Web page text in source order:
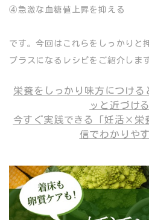
④急激な血糖値上昇を抑える
です。今回はこれらをしっかりと
プラスになるレシピをご紹介しま
栄養をしっかり味方につけ
ッと近づけ
今すぐ実践できる「妊活×栄
信でわかりや